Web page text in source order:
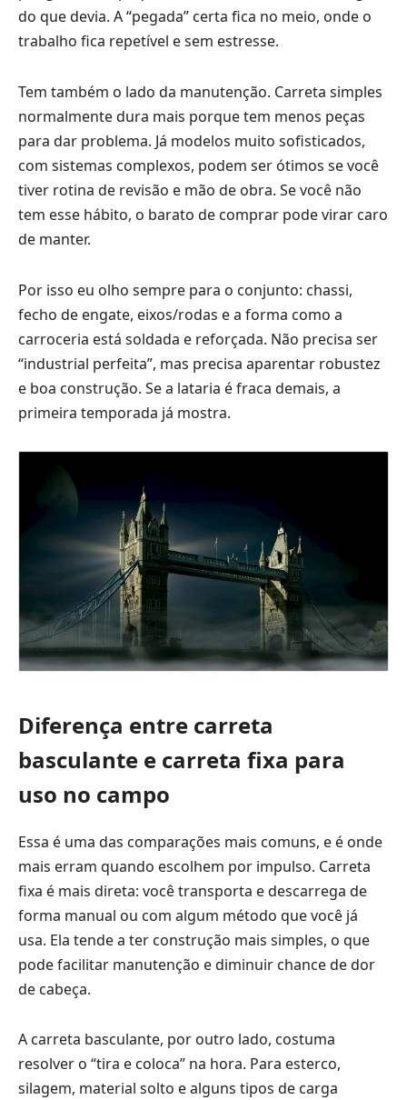
do que devia. A “pegada” certa fica no meio, onde o
trabalho fica repetível e sem estresse.
Tem também o lado da manutenção. Carreta simples
normalmente dura mais porque tem menos peças
para dar problema. Já modelos muito sofisticados,
com sistemas complexos, podem ser ótimos se você
tiver rotina de revisão e mão de obra. Se você não
tem esse hábito, o barato de comprar pode virar caro
de manter.
Por isso eu olho sempre para o conjunto: chassi,
fecho de engate, eixos/rodas e a forma como a
carroceria está soldada e reforçada. Não precisa ser
“industrial perfeita”, mas precisa aparentar robustez
e boa construção. Se a lataria é fraca demais, a
primeira temporada já mostra.
Diferença entre carreta
basculante e carreta fixa para
uso no campo
Essa é uma das comparações mais comuns, e é onde
mais erram quando escolhem por impulso. Carreta
fixa é mais direta: você transporta e descarrega de
forma manual ou com algum método que você já
usa. Ela tende a ter construção mais simples, o que
pode facilitar manutenção e diminuir chance de dor
de cabeça.
A carreta basculante, por outro lado, costuma
resolver o “tira e coloca” na hora. Para esterco,
silagem, material solto e alguns tipos de carga